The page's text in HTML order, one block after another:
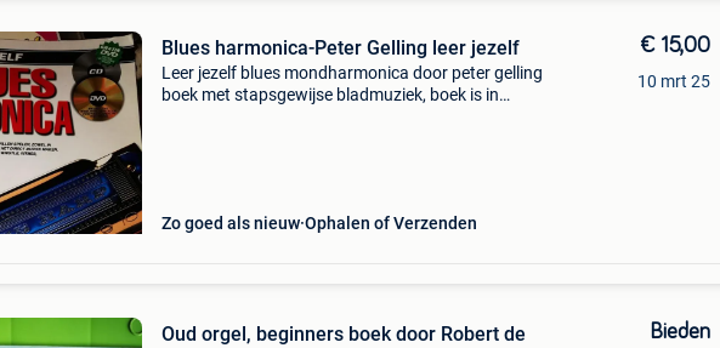
Blues harmonica-Peter Gelling leer jezelf
Leer jezelf blues mondharmonica door peter gelling
boek met stapsgewijse bladmuziek, boek is in
Zo goed als nieuw Ophalen of Verzenden
€ 15,00
10 mrt 25
Oud orgel, beginners boek door Robert de
Bieden